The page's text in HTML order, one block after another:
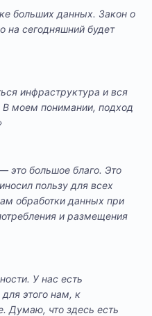
больших данных. Закон о
на сегодняшний будет
инфраструктура и вся
моем понимании, подход
это большое благо. Это
пользу для всех
обработки данных при
и размещения
У нас есть
этого нам, к
Думаю, что здесь есть